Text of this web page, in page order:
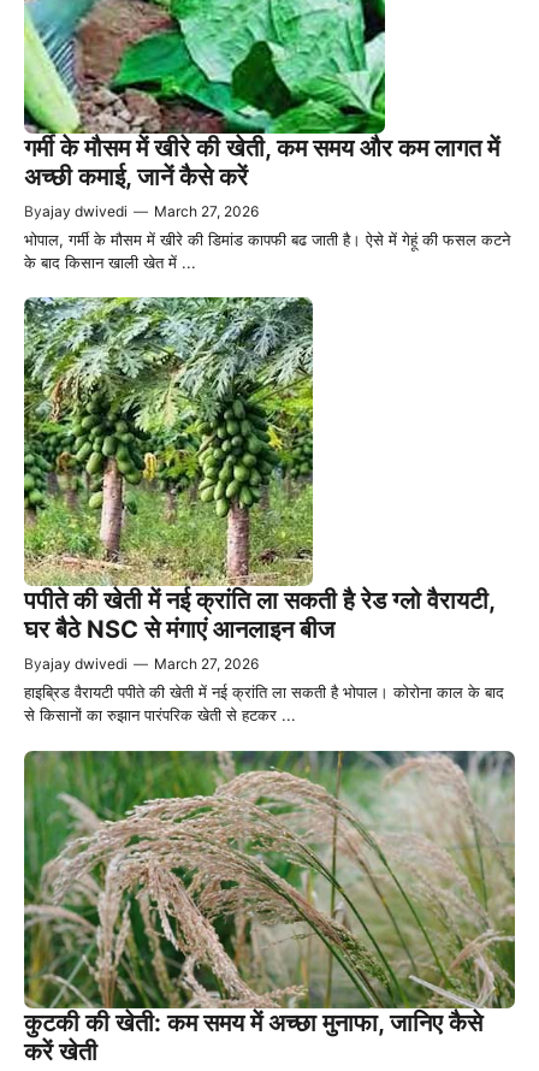
गर्मी के मौसम में खीरे की खेती, कम समय और कम लागत में
अच्छी कमाई, जानें कैसे करें
Byajay dwivedi — March 27, 2026
भोपाल, गर्मी के मौसम में खीरे की डिमांड कापफी बढ जाती है। ऐसे में गेहूं की फसल कटने
के बाद किसान खाली खेत में ...
पपीते की खेती में नई क्रांति ला सकती है रेड ग्लो वैरायटी,
घर बैठे NSC से मंगाएं आनलाइन बीज
Byajay dwivedi — March 27, 2026
हाइब्रिड वैरायटी पपीते की खेती में नई क्रांति ला सकती है भोपाल। कोरोना काल के बाद
से किसानों का रुझान पारंपरिक खेती से हटकर ...
कुटकी की खेती: कम समय में अच्छा मुनाफा, जानिए कैसे
करें खेती